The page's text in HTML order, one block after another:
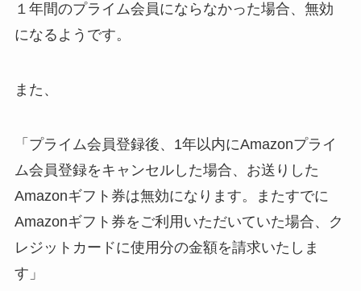
１年間のプライム会員にならなかった場合、無効
になるようです。
また、
「プライム会員登録後、1年以内にAmazonプライ
ム会員登録をキャンセルした場合、お送りした
Amazonギフト券は無効になります。またすでに
Amazonギフト券をご利用いただいていた場合、ク
レジットカードに使用分の金額を請求いたしま
す」